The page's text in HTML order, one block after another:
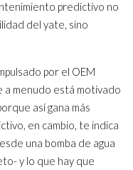
predictivo no
del yate, sino
por el OEM
a menudo está motivado
así gana más
en cambio, te indica
una bomba de agua
y lo que hay que